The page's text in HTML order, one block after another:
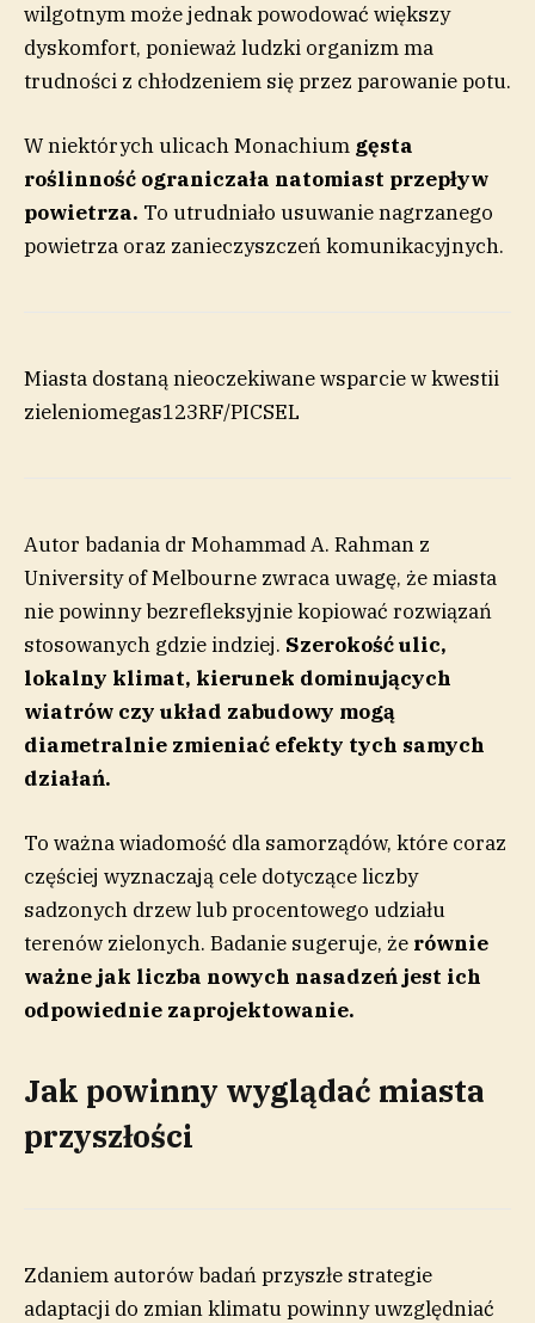
wilgotnym może jednak powodować większy
dyskomfort, ponieważ ludzki organizm ma
trudności z chłodzeniem się przez parowanie potu.
W niektórych ulicach Monachium gęsta
roślinność ograniczała natomiast przepływ
powietrza. To utrudniało usuwanie nagrzanego
powietrza oraz zanieczyszczeń komunikacyjnych.
Miasta dostaną nieoczekiwane wsparcie w kwestii
zieleniomegas123RF/PICSEL
Autor badania dr Mohammad A. Rahman z
University of Melbourne zwraca uwagę, że miasta
nie powinny bezrefleksyjnie kopiować rozwiązań
stosowanych gdzie indziej. Szerokość ulic,
lokalny klimat, kierunek dominujących
wiatrów czy układ zabudowy mogą
diametralnie zmieniać efekty tych samych
działań.
To ważna wiadomość dla samorządów, które coraz
częściej wyznaczają cele dotyczące liczby
sadzonych drzew lub procentowego udziału
terenów zielonych. Badanie sugeruje, że równie
ważne jak liczba nowych nasadzeń jest ich
odpowiednie zaprojektowanie.
Jak powinny wyglądać miasta
przyszłości
Zdaniem autorów badań przyszłe strategie
adaptacji do zmian klimatu powinny uwzględniać